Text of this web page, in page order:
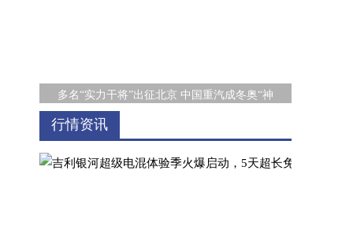
多名“实力干将”出征北京 中国重汽成冬奥“神
行情资讯